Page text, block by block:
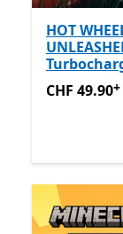
HOT
CHF 49.90
CHF 49.90+